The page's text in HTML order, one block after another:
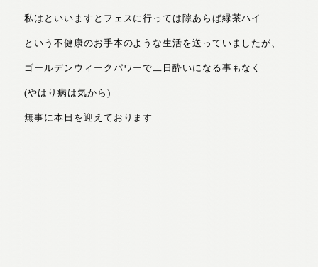
私はといいますとフェスに行っては隙あらば緑茶ハイ
という不健康のお手本のような生活を送っていましたが、
ゴールデンウィークパワーで二日酔いになる事もなく
(やはり病は気から)
無事に本日を迎えております